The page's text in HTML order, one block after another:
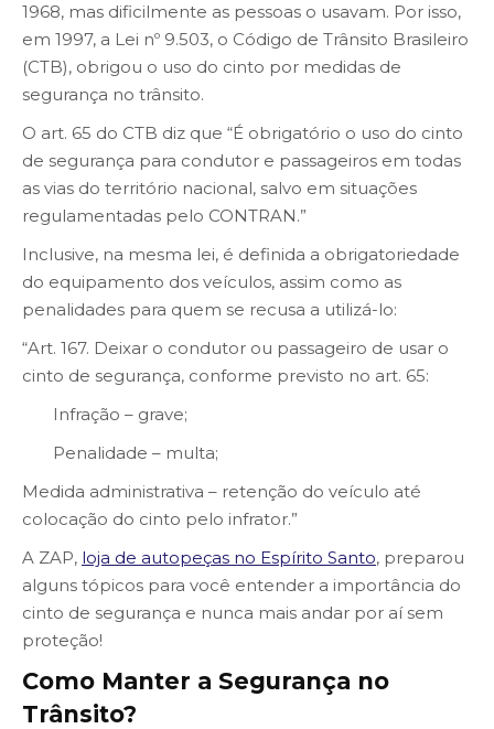
1968, mas dificilmente as pessoas o usavam. Por isso,
em 1997, a Lei nº 9.503, o Código de Trânsito Brasileiro
(CTB), obrigou o uso do cinto por medidas de
segurança no trânsito.
O art. 65 do CTB diz que “É obrigatório o uso do cinto
de segurança para condutor e passageiros em todas
as vias do território nacional, salvo em situações
regulamentadas pelo CONTRAN.”
Inclusive, na mesma lei, é definida a obrigatoriedade
do equipamento dos veículos, assim como as
penalidades para quem se recusa a utilizá-lo:
“Art. 167. Deixar o condutor ou passageiro de usar o
cinto de segurança, conforme previsto no art. 65:
Infração – grave;
Penalidade – multa;
Medida administrativa – retenção do veículo até
colocação do cinto pelo infrator.”
A ZAP, loja de autopeças no Espírito Santo, preparou
alguns tópicos para você entender a importância do
cinto de segurança e nunca mais andar por aí sem
proteção!
Como Manter a Segurança no
Trânsito?